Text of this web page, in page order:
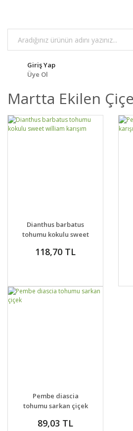
Giriş Yap
Üye Ol
Martta Ekilen
DETAYLAR SEPETE EKLE
Dianthus barbatus
tohumu kokulu sweet
118,70 TL
DETAYLAR
VER
Pembe diascia
tohumu sarkan çiçek
89,03 TL